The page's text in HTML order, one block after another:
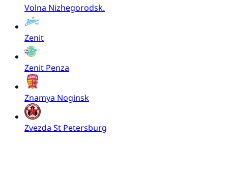
Volna Nizhegorodsk.
Zenit
Zenit Penza
Znamya Noginsk
Zvezda St Petersburg